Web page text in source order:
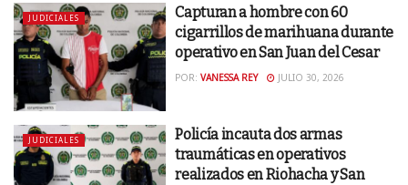
JUDICIALES
Capturan a hombre con 60
cigarrillos de marihuana durante
operativo en San Juan del Cesar
POR: VANESSA REY JULIO 30, 2026
JUDICIALES
Policía incauta dos armas
traumáticas en operativos
realizados en Riohacha y San